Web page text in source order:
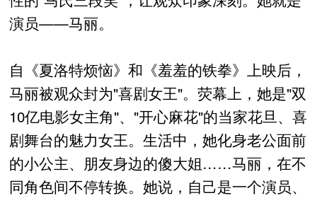
演员——马丽。
自《夏洛特烦恼》和《羞羞的铁拳》上映后，
马丽被观众封为"喜剧女王"。荧幕上，她是"双
10亿电影女主角"、"开心麻花"的当家花旦、喜
剧舞台的魅力女王。生活中，她化身老公面前
的小公主、朋友身边的傻大姐……马丽，在不
同角色间不停转换。她说，自己是一个演员、